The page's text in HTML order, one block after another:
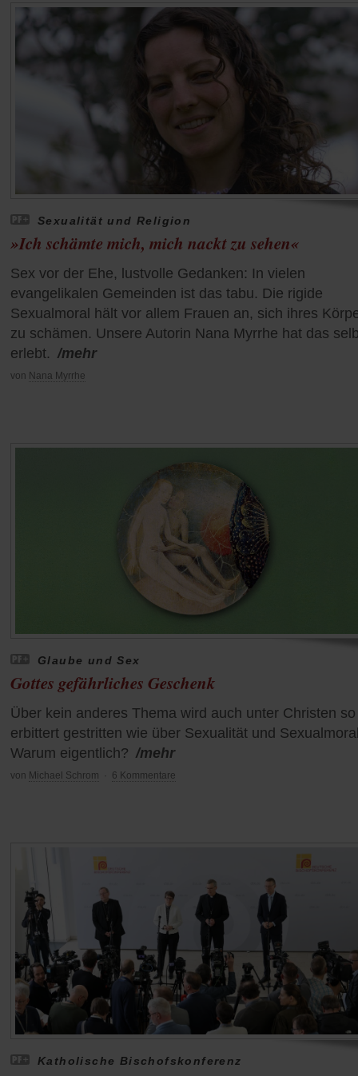
Sexualität und Religion
»Ich schämte mich, mich nackt zu sehen«
Sex vor der Ehe, lustvolle Gedanken: In vielen
evangelikalen Gemeinden ist das tabu. Die rigide
Sexualmoral hält vor allem Frauen an, sich ihres
zu schämen. Unsere Autorin Nana Myrrhe hat das
erlebt. /mehr
von Nana Myrrhe
Glaube und Sex
Gottes gefährliches Geschenk
Über kein anderes Thema wird auch unter Christen so
erbittert gestritten wie über Sexualität und
Warum eigentlich? /mehr
von Michael Schrom 6 Kommentare
Katholische Bischofskonferenz